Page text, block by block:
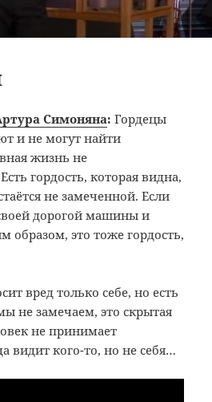
Симоняна: Гордецы
и не могут найти
жизнь не
гордость, которая видна,
не замеченной. Если
дорогой машины и
образом, это тоже гордость,
вред только себе, но есть
не замечаем, это скрытая
не принимает
видит кого-то, но не себя…